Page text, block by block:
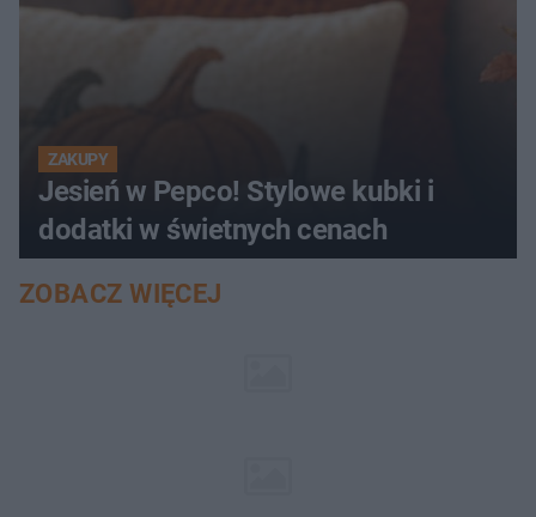
ZAKUPY
Jesień w Pepco! Stylowe kubki i
dodatki w świetnych cenach
ZOBACZ WIĘCEJ